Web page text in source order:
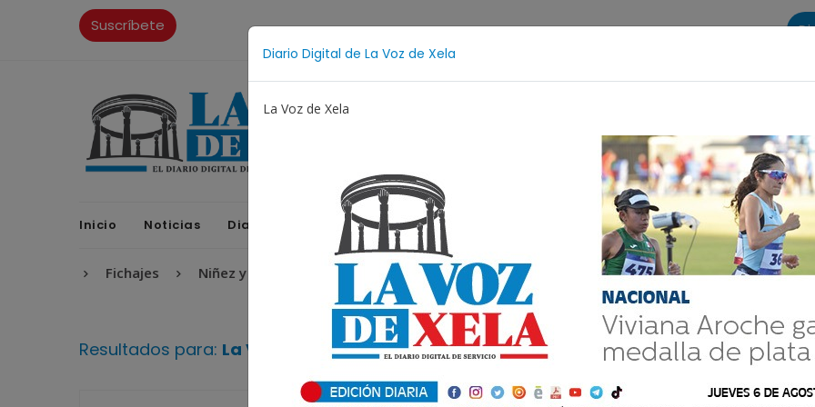
Diario Digital de La Voz de Xela
La Voz de Xela
Suscríbete
Inicio Noticias Diario Digital Opiniones La Voz de Xela Sports Contáctanos LA VOZ 25
Fichajes Niñez y Adolescencia Estafa Protección Infantil Incendios Festival de
Resultados para: La Voz Inmobiliaria